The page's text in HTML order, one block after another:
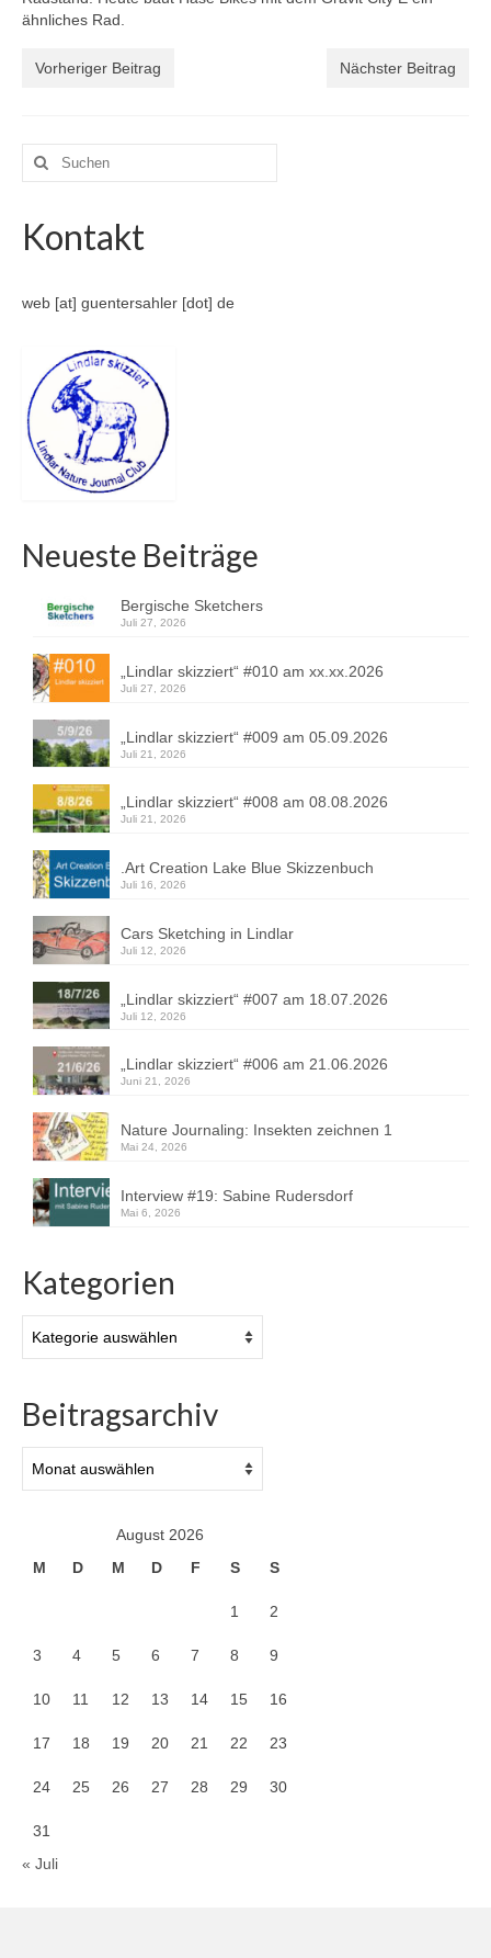
ähnliches Rad.
Vorheriger Beitrag Nächster Beitrag
Suche
nach:
Kontakt
web [at] guentersahler [dot] de
Neueste Beiträge
Bergische Sketchers
Juli 27, 2026
„Lindlar skizziert“ #010 am xx.xx.2026
Juli 27, 2026
„Lindlar skizziert“ #009 am 05.09.2026
Juli 21, 2026
„Lindlar skizziert“ #008 am 08.08.2026
Juli 21, 2026
.Art Creation Lake Blue Skizzenbuch
Juli 16, 2026
Cars Sketching in Lindlar
Juli 12, 2026
„Lindlar skizziert“ #007 am 18.07.2026
Juli 12, 2026
„Lindlar skizziert“ #006 am 21.06.2026
Juni 21, 2026
Nature Journaling: Insekten zeichnen 1
Mai 24, 2026
Interview #19: Sabine Rudersdorf
Mai 6, 2026
Kategorien
Beitragsarchiv
August 2026
M
D M D F S S
1 2
3 4 5 6 7 8 9
10 11 12 13 14 15 16
17 18 19 20 21 22 23
24 25 26 27 28 29 30
31
« Juli